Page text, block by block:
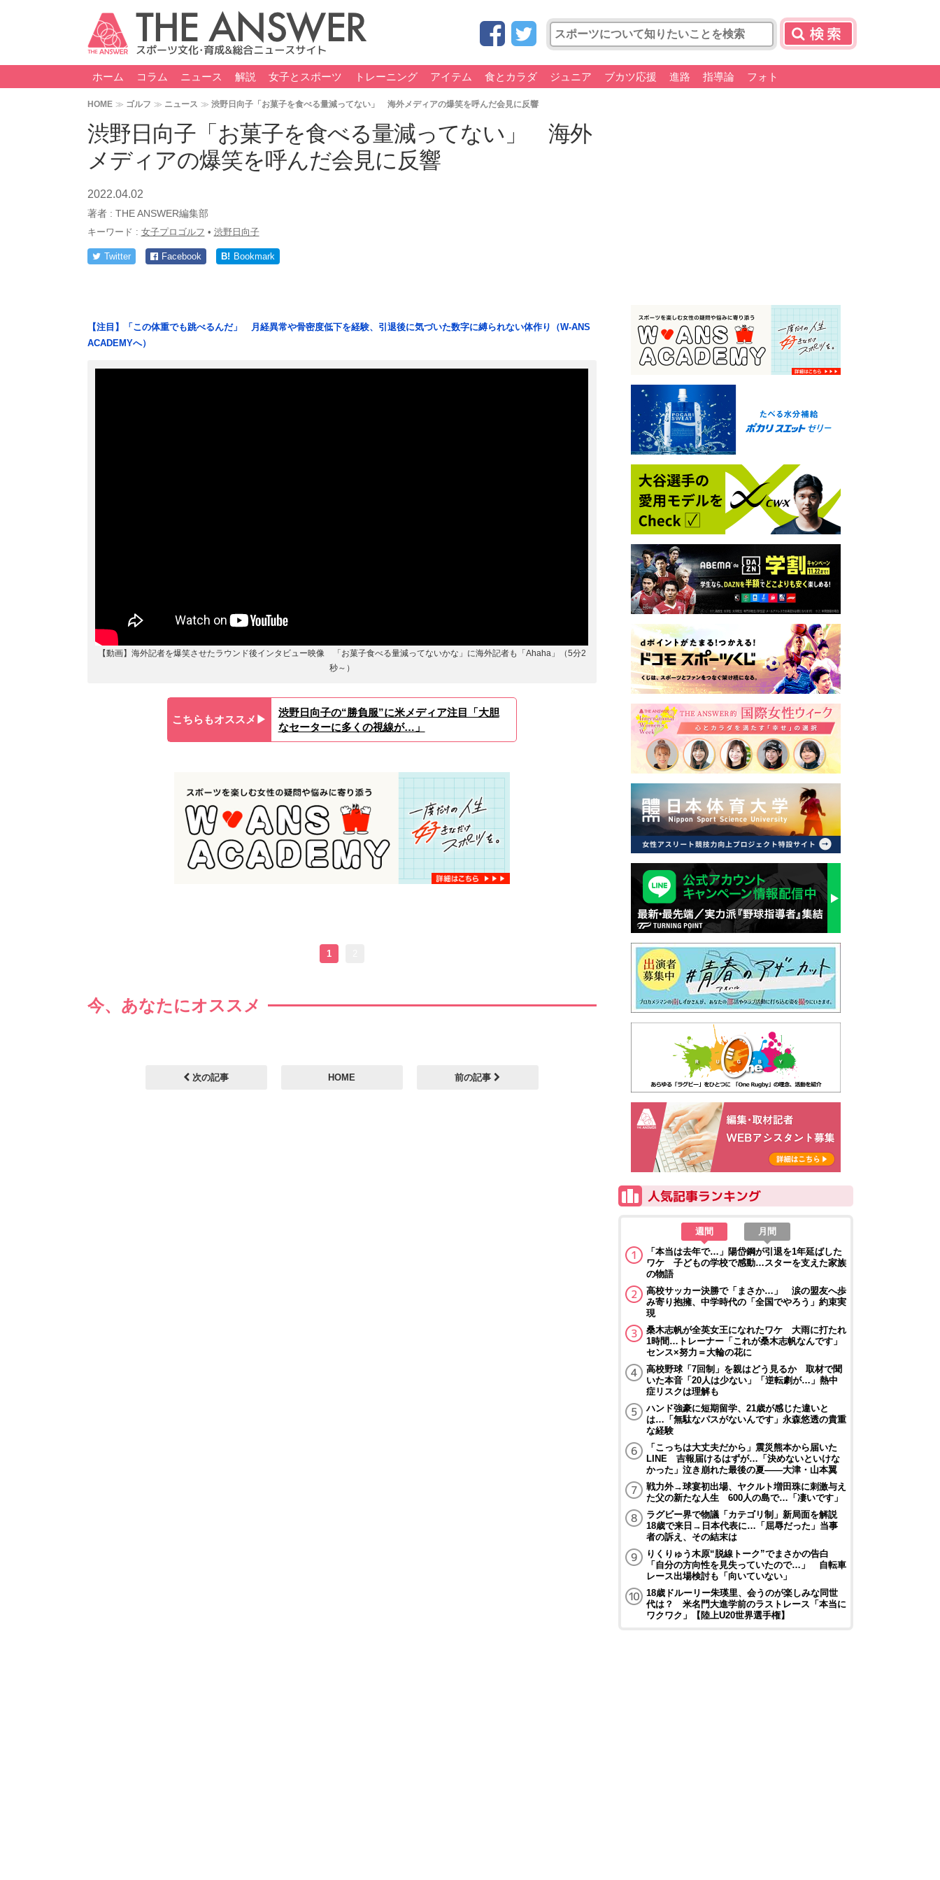
ホーム コラム ニュース 解説 女子とスポーツ トレーニング アイテム 食とカラダ ジュニア ブカツ応援 進路 指導論 フォト
HOME ゴルフ ニュース 渋野日向子「お菓子を食べる量減ってない」 海外メディアの爆笑を呼んだ会見に反響
渋野日向子「お菓子を食べる量減ってない」 海外
メディアの爆笑を呼んだ会見に反響
2022.04.02
著者 : THE ANSWER編集部
キーワード : 女子プロゴルフ • 渋野日向子
Twitter Facebook B! Bookmark
【注目】「この体重でも跳べるんだ」 月経異常や骨密度低下を経験、引退後に気づいた数字に縛られない体作り（W-ANS
ACADEMYへ）
【動画】海外記者を爆笑させたラウンド後インタビュー映像 「お菓子食べる量減ってないかな」に海外記者も「Ahaha」（5分2
秒～）
こちらもオススメ▶︎
渋野日向子の“勝負服”に米メディア注目「大胆
なセーターに多くの視線が…」
1
今、あなたにオススメ
次の記事 HOME 前の記事
週間
月間
「本当は去年で…」陽岱鋼が引退を1年延ばした
ワケ 子どもの学校で感動…スターを支えた家族
の物語
高校サッカー決勝で「まさか…」 涙の盟友へ歩
み寄り抱擁、中学時代の「全国でやろう」約束実
現
桑木志帆が全英女王になれたワケ 大雨に打たれ
1時間…トレーナー「これが桑木志帆なんです」
センス×努力＝大輪の花に
高校野球「7回制」を親はどう見るか 取材で聞
いた本音「20人は少ない」「逆転劇が…」熱中
症リスクは理解も
ハンド強豪に短期留学、21歳が感じた違いと
は…「無駄なパスがないんです」永森悠透の貴重
な経験
「こっちは大丈夫だから」震災熊本から届いた
LINE 吉報届けるはずが…「決めないといけな
かった」泣き崩れた最後の夏――大津・山本翼
戦力外→球宴初出場、ヤクルト増田珠に刺激与え
た父の新たな人生 600人の島で…「凄いです」
ラグビー界で物議「カテゴリ制」新局面を解説
18歳で来日→日本代表に…「屈辱だった」当事
者の訴え、その結末は
りくりゅう木原“脱線トーク”でまさかの告白
「自分の方向性を見失っていたので…」 自転車
レース出場検討も「向いていない」
18歳ドルーリー朱瑛里、会うのが楽しみな同世
代は？ 米名門大進学前のラストレース「本当に
ワクワク」【陸上U20世界選手権】